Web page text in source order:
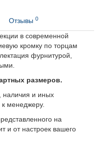
Отзывы 0
в современной
кромку по торцам
фурнитурой,
размеров.
наличия и иных
менеджеру.
на
и от настроек вашего